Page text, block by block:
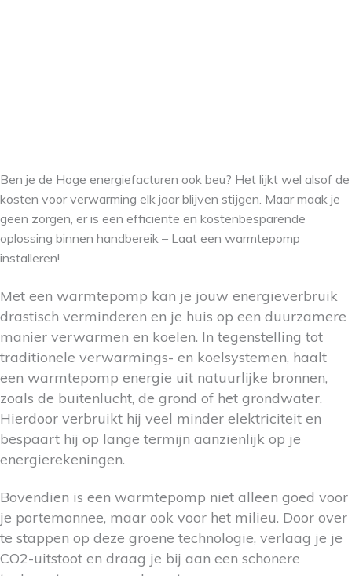
Ben je de Hoge energiefacturen ook beu? Het lijkt wel alsof de
kosten voor verwarming elk jaar blijven stijgen. Maar maak je
geen zorgen, er is een efficiënte en kostenbesparende
oplossing binnen handbereik – Laat een warmtepomp
installeren!
Met een warmtepomp kan je jouw energieverbruik
drastisch verminderen en je huis op een duurzamere
manier verwarmen en koelen. In tegenstelling tot
traditionele verwarmings- en koelsystemen, haalt
een warmtepomp energie uit natuurlijke bronnen,
zoals de buitenlucht, de grond of het grondwater.
Hierdoor verbruikt hij veel minder elektriciteit en
bespaart hij op lange termijn aanzienlijk op je
energierekeningen.
Bovendien is een warmtepomp niet alleen goed voor
je portemonnee, maar ook voor het milieu. Door over
te stappen op deze groene technologie, verlaag je je
CO2-uitstoot en draag je bij aan een schonere